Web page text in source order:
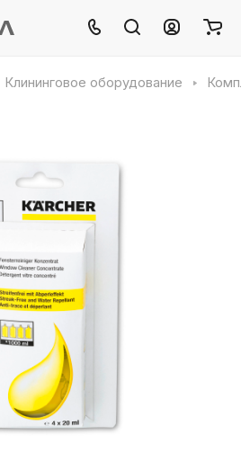
Клининговое оборудование